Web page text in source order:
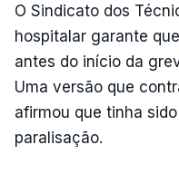
O Sindicato dos
hospitalar garante
antes do início da
Uma versão que
afirmou que tinha
paralisação.